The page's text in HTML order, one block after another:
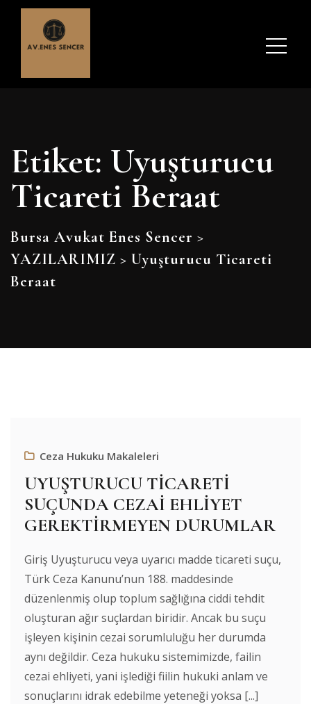
Etiket: Uyuşturucu
Ticareti Beraat
Bursa Avukat Enes Sencer >
YAZILARIMIZ > Uyuşturucu Ticareti
Beraat
Ceza Hukuku Makaleleri
UYUŞTURUCU TİCARETİ
SUÇUNDA CEZAİ EHLİYET
GEREKTİRMEYEN DURUMLAR
Giriş Uyuşturucu veya uyarıcı madde ticareti suçu,
Türk Ceza Kanunu’nun 188. maddesinde
düzenlenmiş olup toplum sağlığına ciddi tehdit
oluşturan ağır suçlardan biridir. Ancak bu suçu
işleyen kişinin cezai sorumluluğu her durumda
aynı değildir. Ceza hukuku sistemimizde, failin
cezai ehliyeti, yani işlediği fiilin hukuki anlam ve
sonuçlarını idrak edebilme yeteneği yoksa [...]